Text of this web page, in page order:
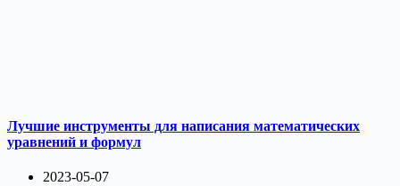
Лучшие инструменты для написания математических
уравнений и формул
2023-05-07